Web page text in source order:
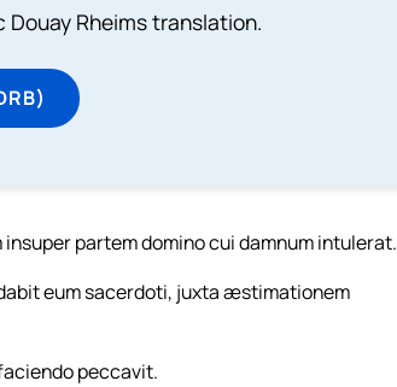
Rheims translation.
partem domino cui damnum intulerat.
eum sacerdoti, juxta æstimationem
peccavit.